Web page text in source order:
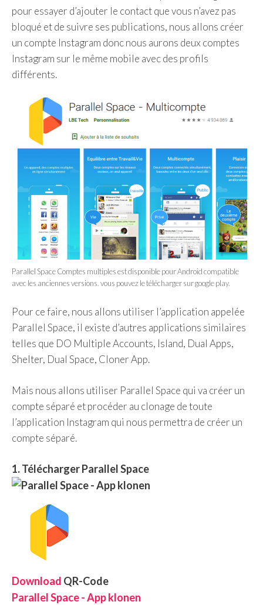
pour essayer d’ajouter le contact que vous n’avez pas
bloqué et de suivre ses publications, nous allons créer
un compte Instagram donc nous aurons deux comptes
Instagram sur le même mobile avec des profils
différents.
Parallel Space Comptes multiples est disponible pour Android compatible
avec les anciennes versions. vous pouvez le télécharger sur google play.
Pour ce faire, nous allons utiliser l’application appelée
Parallel Space, il existe d’autres applications similaires
telles que DO Multiple Accounts, Island, Dual Apps,
Shelter, Dual Space, Cloner App.
Mais nous allons utiliser Parallel Space qui va créer un
compte séparé et procéder au clonage de toute
l’application Instagram qui nous permettra de créer un
compte séparé.
1. Télécharger Parallel Space
Download QR-Code
Parallel Space - App klonen